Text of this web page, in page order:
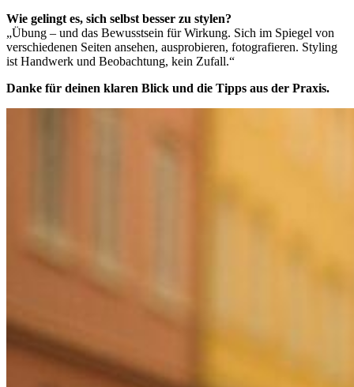
Wie gelingt es, sich selbst besser zu stylen?
„Übung – und das Bewusstsein für Wirkung. Sich im Spiegel von
verschiedenen Seiten ansehen, ausprobieren, fotografieren. Styling
ist Handwerk und Beobachtung, kein Zufall.“
Danke für deinen klaren Blick und die Tipps aus der Praxis.